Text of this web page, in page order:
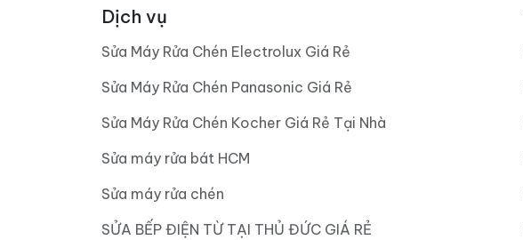
Dịch vụ
Sửa Máy Rửa Chén Electrolux Giá Rẻ
Sửa Máy Rửa Chén Panasonic Giá Rẻ
Sửa Máy Rửa Chén Kocher Giá Rẻ Tại Nhà
Sửa máy rửa bát HCM
Sửa máy rửa chén
SỬA BẾP ĐIỆN TỪ TẠI THỦ ĐỨC GIÁ RẺ